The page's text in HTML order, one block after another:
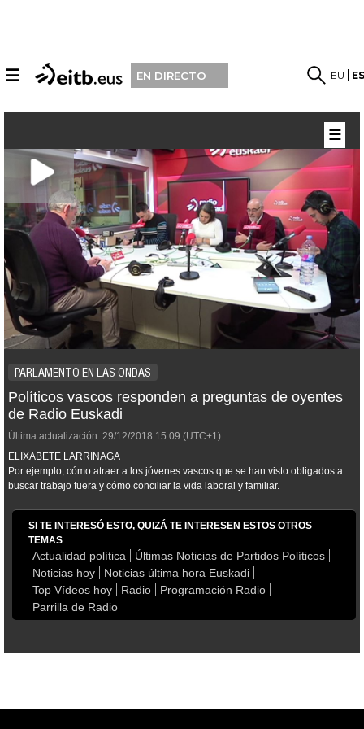
☰ EN DIRECTO EU
PARLAMENTO EN LAS ONDAS
Políticos vascos responden a preguntas de oyentes
de Radio Euskadi
Última actualización: 29/12/2018 15:09 (UTC+1)
ELIXABETE LARRINAGA
Por ejemplo, cómo atraer a los jóvenes vascos que se han visto obligados a
buscar trabajo fuera y cómo conciliar la vida laboral y familiar.
SI TE INTERESÓ ESTO, QUIZÁ TE INTERESEN ESTOS OTROS
TEMAS
Actualidad política
Últimas Noticias de Partidos Políticos
Noticias hoy
Noticias última hora Euskadi
Top Vídeos hoy
Radio
Programación Radio
Parrilla de Radio
☰